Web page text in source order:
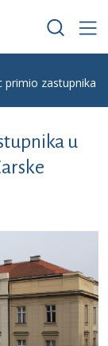
primio zastupnika
u